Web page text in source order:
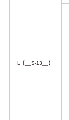
L【__S-13__】